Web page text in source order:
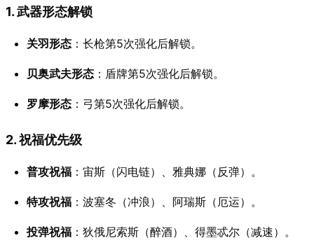
1. 武器形态解锁
关羽形态 ：长枪第5次强化后解锁。
贝奥武夫形态 ：盾牌第5次强化后解锁。
罗摩形态 ：弓第5次强化后解锁。
2. 祝福优先级
普攻祝福 ：宙斯（闪电链）、雅典娜（反弹）。
特攻祝福 ：波塞冬（冲浪）、阿瑞斯（厄运）。
投弹祝福 ：狄俄尼索斯（醉酒）、得墨忒尔（减速）。